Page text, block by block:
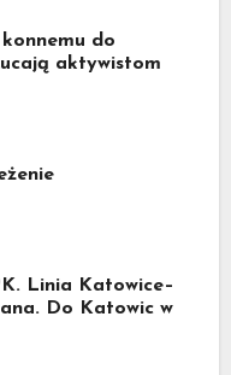
do
aktywistom
Linia Katowice–
Do Katowic w